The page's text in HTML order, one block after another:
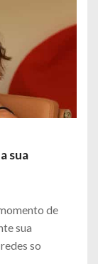
sua
de
sua
so